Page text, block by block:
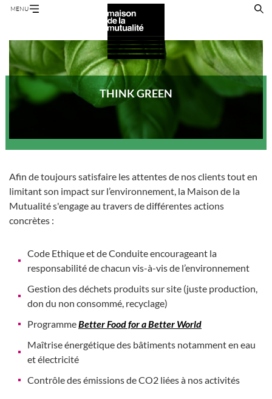
Aller
principal
MENU
THINK GREEN
Afin de toujours satisfaire les attentes de nos clients tout en
limitant son impact sur l’environnement, la Maison de la
Mutualité s'engage au travers de différentes actions
concrètes :
Code Ethique et de Conduite encourageant la
responsabilité de chacun vis-à-vis de l’environnement
Gestion des déchets produits sur site (juste production,
don du non consommé, recyclage)
ProgrammeBetter Food for a Better World
Maîtrise énergétique des bâtiments notamment en eau
et électricité
Contrôle des émissions de CO2 liées à nos activités
Panneau de gestion des cookies